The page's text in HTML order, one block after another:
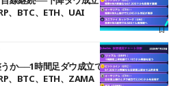
、BTC、ETH、UAI
か──1時間足ダウ成立で1.185ドルを狙う
、BTC、ETH、ZAMA